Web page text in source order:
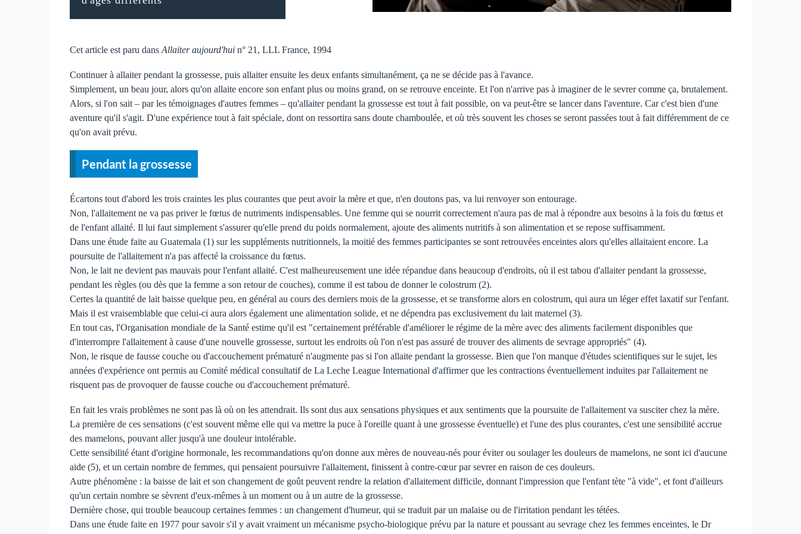
Cet article est paru dansAllaiter aujourd'hui n° 21, LLL France, 1994
Continuer à allaiter pendant la grossesse, puis allaiter ensuite les deux enfants simultanément, ça ne se décide pas à l'avance.
Simplement, un beau jour, alors qu'on allaite encore son enfant plus ou moins grand, on se retrouve enceinte. Et l'on n'arrive pas à imaginer de le sevrer comme ça, brutalement.
Alors, si l'on sait – par les témoignages d'autres femmes – qu'allaiter pendant la grossesse est tout à fait possible, on va peut-être se lancer dans l'aventure. Car c'est bien d'une
aventure qu'il s'agit. D'une expérience tout à fait spéciale, dont on ressortira sans doute chamboulée, et où très souvent les choses se seront passées tout à fait différemment de ce
qu'on avait prévu.
Pendant la grossesse
Écartons tout d'abord les trois craintes les plus courantes que peut avoir la mère et que, n'en doutons pas, va lui renvoyer son entourage.
Non, l'allaitement ne va pas priver le fœtus de nutriments indispensables. Une femme qui se nourrit correctement n'aura pas de mal à répondre aux besoins à la fois du fœtus et
de l'enfant allaité. Il lui faut simplement s'assurer qu'elle prend du poids normalement, ajoute des aliments nutritifs à son alimentation et se repose suffisamment.
Dans une étude faite au Guatemala (1) sur les suppléments nutritionnels, la moitié des femmes participantes se sont retrouvées enceintes alors qu'elles allaitaient encore. La
poursuite de l'allaitement n'a pas affecté la croissance du fœtus.
Non, le lait ne devient pas mauvais pour l'enfant allaité. C'est malheureusement une idée répandue dans beaucoup d'endroits, où il est tabou d'allaiter pendant la grossesse,
pendant les règles (ou dès que la femme a son retour de couches), comme il est tabou de donner le colostrum (2).
Certes la quantité de lait baisse quelque peu, en général au cours des derniers mois de la grossesse, et se transforme alors en colostrum, qui aura un léger effet laxatif sur l'enfant.
Mais il est vraisemblable que celui-ci aura alors également une alimentation solide, et ne dépendra pas exclusivement du lait maternel (3).
En tout cas, l'Organisation mondiale de la Santé estime qu'il est "certainement préférable d'améliorer le régime de la mère avec des aliments facilement disponibles que
d'interrompre l'allaitement à cause d'une nouvelle grossesse, surtout les endroits où l'on n'est pas assuré de trouver des aliments de sevrage appropriés" (4).
Non, le risque de fausse couche ou d'accouchement prématuré n'augmente pas si l'on allaite pendant la grossesse. Bien que l'on manque d'études scientifiques sur le sujet, les
années d'expérience ont permis au Comité médical consultatif de La Leche League International d'affirmer que les contractions éventuellement induites par l'allaitement ne
risquent pas de provoquer de fausse couche ou d'accouchement prématuré.
En fait les vrais problèmes ne sont pas là où on les attendrait. Ils sont dus aux sensations physiques et aux sentiments que la poursuite de l'allaitement va susciter chez la mère.
La première de ces sensations (c'est souvent même elle qui va mettre la puce à l'oreille quant à une grossesse éventuelle) et l'une des plus courantes, c'est une sensibilité accrue
des mamelons, pouvant aller jusqu'à une douleur intolérable.
Cette sensibilité étant d'origine hormonale, les recommandations qu'on donne aux mères de nouveau-nés pour éviter ou soulager les douleurs de mamelons, ne sont ici d'aucune
aide (5), et un certain nombre de femmes, qui pensaient poursuivre l'allaitement, finissent à contre-cœur par sevrer en raison de ces douleurs.
Autre phénomène : la baisse de lait et son changement de goût peuvent rendre la relation d'allaitement difficile, donnant l'impression que l'enfant tète "à vide", et font d'ailleurs
qu'un certain nombre se sèvrent d'eux-mêmes à un moment ou à un autre de la grossesse.
Dernière chose, qui trouble beaucoup certaines femmes : un changement d'humeur, qui se traduit par un malaise ou de l'irritation pendant les tétées.
Dans une étude faite en 1977 pour savoir s'il y avait vraiment un mécanisme psycho-biologique prévu par la nature et poussant au sevrage chez les femmes enceintes, le Dr